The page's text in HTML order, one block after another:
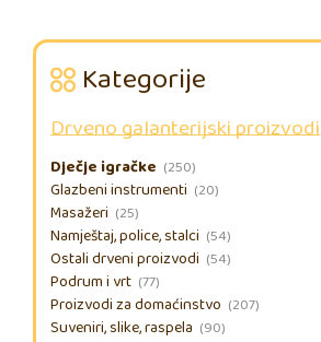
Kategorije
Drveno galanterijski proizvodi
Dječje igračke (250)
Glazbeni instrumenti (20)
Masažeri (25)
Namještaj, police, stalci (54)
Ostali drveni proizvodi (54)
Podrum i vrt (77)
Proizvodi za domaćinstvo (207)
Suveniri, slike, raspela (90)